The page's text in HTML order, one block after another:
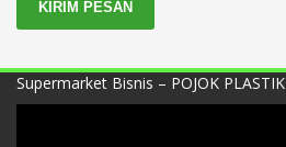
KIRIM PESAN
Supermarket Bisnis – POJOK PLASTIK